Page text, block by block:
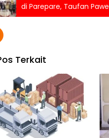
di Parepare, Taufan
Penyelenggara Pemilu
Terkait